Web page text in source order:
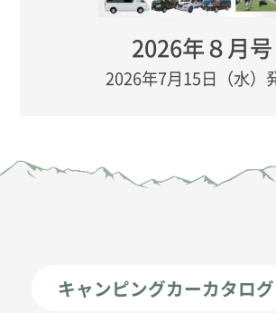
2026年８月号
2026年7月15日（水）
キャンピングカーカタログ